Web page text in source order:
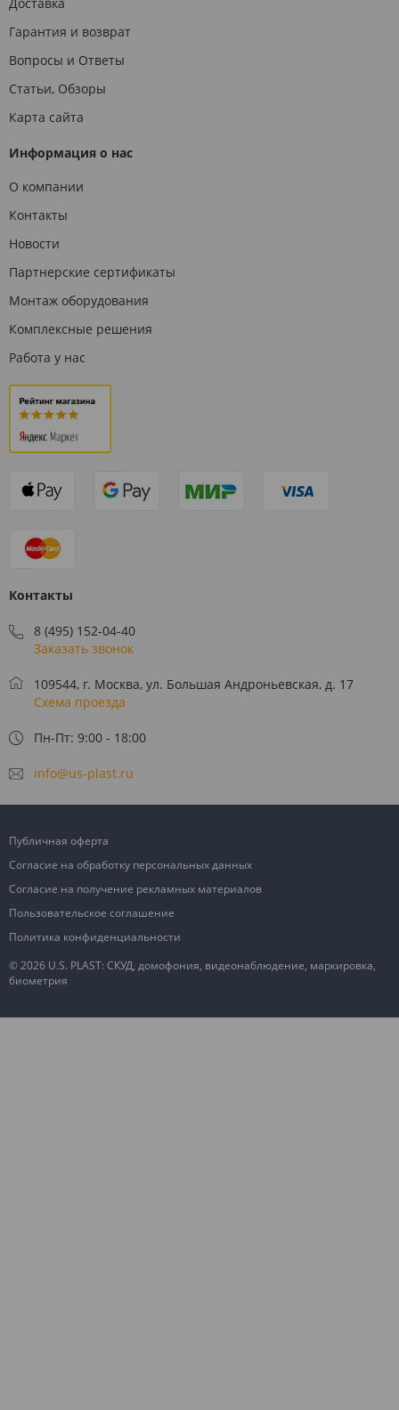
Гарантия и возврат
Вопросы и Ответы
Статьи, Обзоры
Карта сайта
Информация о нас
О компании
Контакты
Новости
Партнерские сертификаты
Монтаж оборудования
Комплексные решения
Работа у нас
Контакты
8 (495) 152-04-40
Заказать звонок
109544, г. Москва, ул. Большая Андроньевская, д. 17
Схема проезда
Пн-Пт: 9:00 - 18:00
info@us-plast.ru
© 2026 U.S. PLAST: СКУД, домофония, видеонаблюдение, маркировка,
биометрия
Публичная оферта
Согласие на обработку персональных данных
Согласие на получение рекламных материалов
Пользовательское соглашение
Политика конфиденциальности